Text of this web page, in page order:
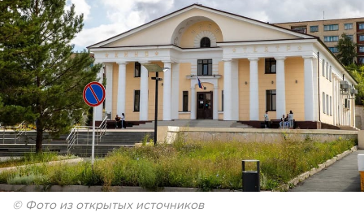
© Фото из открытых источников